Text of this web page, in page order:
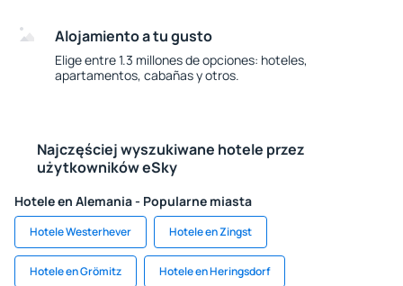
Alojamiento a tu gusto
Elige entre 1.3 millones de opciones: hoteles,
apartamentos, cabañas y otros.
Najczęściej wyszukiwane hotele przez
użytkowników eSky
Hotele en Alemania - Popularne miasta
Hotele Westerhever Hotele en Zingst
Hotele en Grömitz Hotele en Heringsdorf